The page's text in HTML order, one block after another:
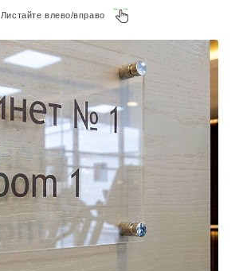
Листайте влево/вправо